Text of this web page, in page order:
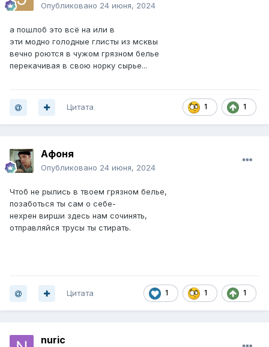
Опубликовано 24 июня, 2024
а пошлоб это всё на или в
эти модно голодные глисты из мсквы
вечно роются в чужом грязном белье
перекачивая в свою норку сырье...
1 1
Цитата
Афоня
Опубликовано 24 июня, 2024
Чтоб не рылись в твоем грязном белье,
позаботься ты сам о себе-
нехрен вирши здесь нам сочинять,
отправляйся трусы ты стирать.
1 1 1
Цитата
nuric